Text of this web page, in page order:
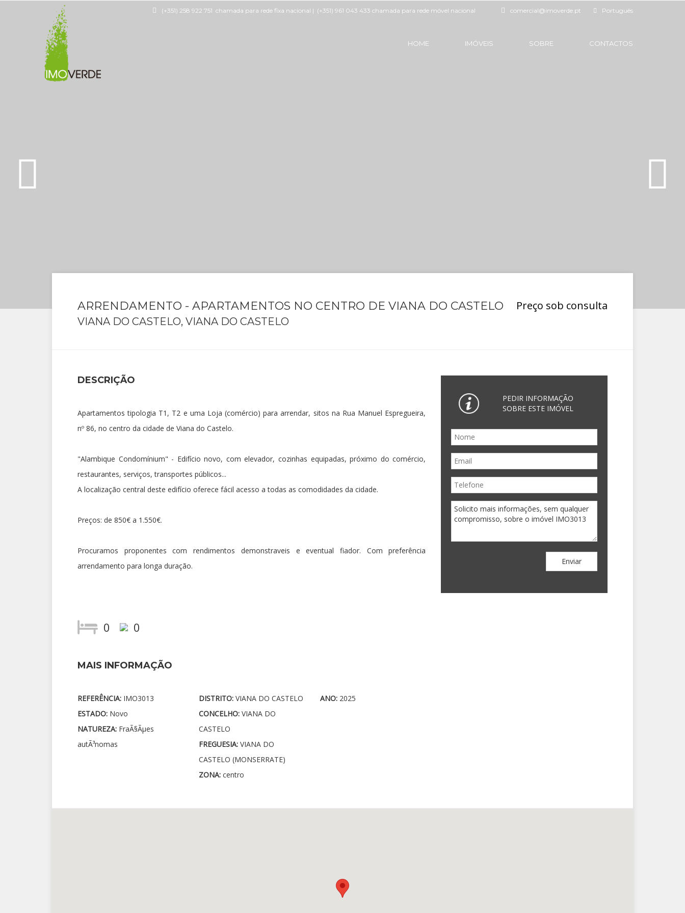
(+351) 258 922 751 chamada para rede fixa nacional | (+351) 961 043 433 chamada para rede móvel nacional comercial@imoverde.pt Português
HOME IMÓVEIS SOBRE CONTACTOS
ARRENDAMENTO - APARTAMENTOS NO CENTRO DE VIANA DO CASTELO
VIANA DO CASTELO, VIANA DO CASTELO
Preço sob consulta
DESCRIÇÃO
Apartamentos tipologia T1, T2 e uma Loja (comércio) para arrendar, sitos na Rua Manuel Espregueira,
nº 86, no centro da cidade de Viana do Castelo.
"Alambique Condomínium" - Edifício novo, com elevador, cozinhas equipadas, próximo do comércio,
restaurantes, serviços, transportes públicos...
A localização central deste edifício oferece fácil acesso a todas as comodidades da cidade.
Preços: de 850€ a 1.550€.
Procuramos proponentes com rendimentos demonstraveis e eventual fiador. Com preferência
arrendamento para longa duração.
0 0
MAIS INFORMAÇÃO
REFERÊNCIA: IMO3013
ESTADO: Novo
NATUREZA: FraÃ§Ãµes
autÃ³nomas
DISTRITO: VIANA DO CASTELO
CONCELHO: VIANA DO
CASTELO
FREGUESIA: VIANA DO
CASTELO (MONSERRATE)
ZONA: centro
ANO: 2025
PEDIR INFORMAÇÃO
SOBRE ESTE IMÓVEL